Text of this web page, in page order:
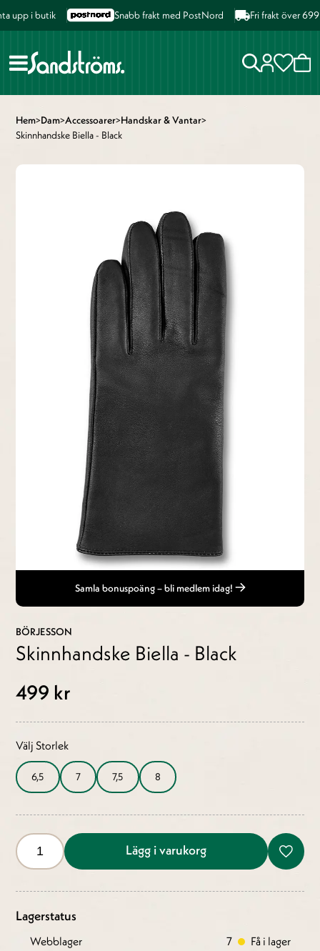
upp i butik Snabb frakt med PostNord Fri frakt över 699
Hem>Dam>Accessoarer>Handskar & Vantar>
Skinnhandske Biella - Black
Samla bonuspoäng – bli medlem idag!
BÖRJESSON
Skinnhandske Biella - Black
499 kr
Välj Storlek
6,5 7 7,5 8
Lägg i varukorg
Lagerstatus
Webblager 7 Få i lager